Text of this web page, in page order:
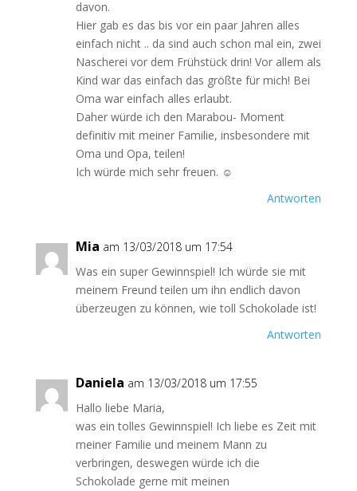
davon.
Hier gab es das bis vor ein paar Jahren alles
einfach nicht .. da sind auch schon mal ein, zwei
Nascherei vor dem Frühstück drin! Vor allem als
Kind war das einfach das größte für mich! Bei
Oma war einfach alles erlaubt.
Daher würde ich den Marabou- Moment
definitiv mit meiner Familie, insbesondere mit
Oma und Opa, teilen!
Ich würde mich sehr freuen. ☺️
Antworten
Mia am 13/03/2018 um 17:54
Was ein super Gewinnspiel! Ich würde sie mit
meinem Freund teilen um ihn endlich davon
überzeugen zu können, wie toll Schokolade ist!
Antworten
Daniela am 13/03/2018 um 17:55
Hallo liebe Maria,
was ein tolles Gewinnspiel! Ich liebe es Zeit mit
meiner Familie und meinem Mann zu
verbringen, deswegen würde ich die
Schokolade gerne mit meinen